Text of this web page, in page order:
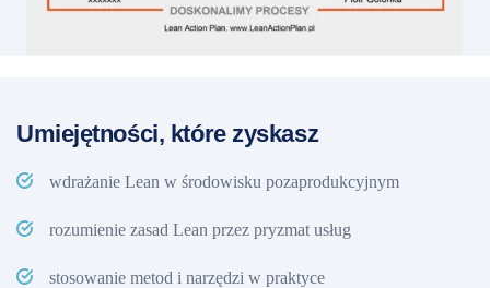
Umiejętności, które zyskasz
wdrażanie Lean w środowisku pozaprodukcyjnym
rozumienie zasad Lean przez pryzmat usług
stosowanie metod i narzędzi w praktyce